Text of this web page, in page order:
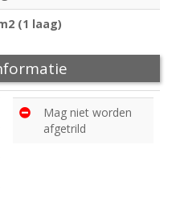
(1 laag)
Mag niet worden
afgetrild